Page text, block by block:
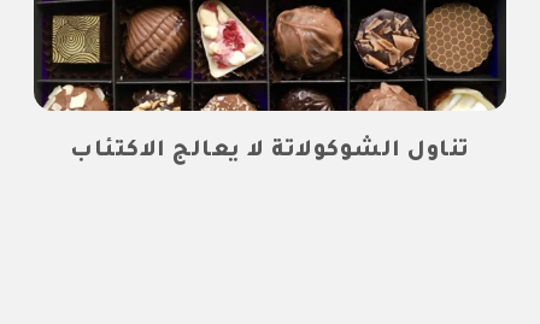
تناول الشوكولاتة لا يعالج الاكتئاب